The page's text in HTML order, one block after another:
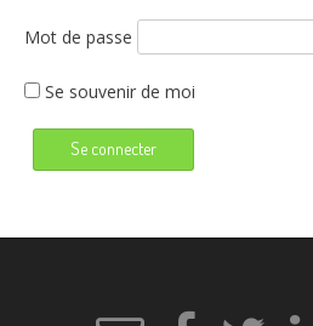
Mot de passe
Se souvenir de moi